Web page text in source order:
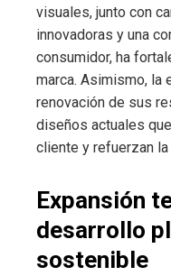
visuales, junto con
innovadoras y una
consumidor, ha
marca. Asimismo, la
renovación de sus
diseños actuales
cliente y refuerzan
Expansión
desarrollo
sostenible